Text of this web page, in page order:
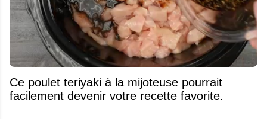
Ce poulet teriyaki à la mijoteuse pourrait
facilement devenir votre recette favorite.